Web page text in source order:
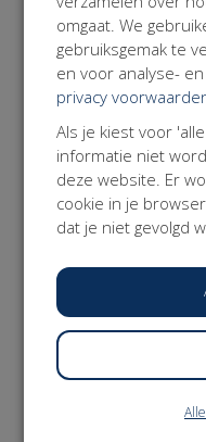
De Werkvereniging is
Werkenden;
Werkvereniging zet
hervorming van de
Missie: alle
basis aan zekerheden
hun werk en de
www.werkvereniging.nl
omgaat. We
gebruiksgemak te
en voor analyse-
privacy
Als je kiest voor
informatie niet
deze website. Er
cookie in je
dat je niet gevolgd